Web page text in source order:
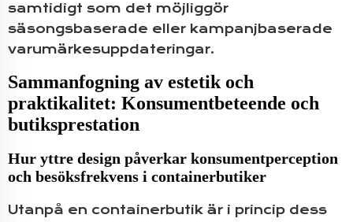
samtidigt som det möjliggör
säsongsbaserade eller kampanjbaserade
varumärkesuppdateringar.
Sammanfogning av estetik och
praktikalitet: Konsumentbeteende och
butiksprestation
Hur yttre design påverkar konsumentperception
och besöksfrekvens i containerbutiker
Utanpå en containerbutik är i princip dess